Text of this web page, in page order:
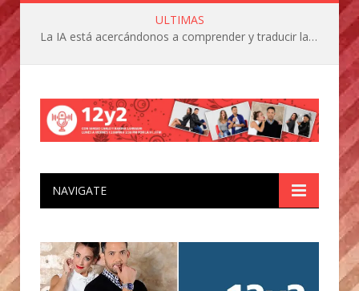
ULTIMAS
La IA está acercándonos a comprender y traducir las vocalizaciones y comportamientos de nuestras mascotas
NAVIGATE